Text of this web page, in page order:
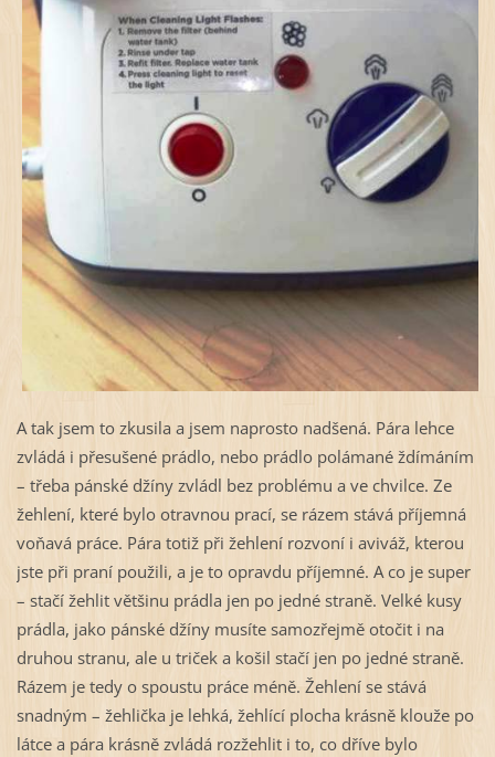
A tak jsem to zkusila a jsem naprosto nadšená. Pára lehce
zvládá i přesušené prádlo, nebo prádlo polámané ždímáním
– třeba pánské džíny zvládl bez problému a ve chvilce. Ze
žehlení, které bylo otravnou prací, se rázem stává příjemná
voňavá práce. Pára totiž při žehlení rozvoní i aviváž, kterou
jste při praní použili, a je to opravdu příjemné. A co je super
– stačí žehlit většinu prádla jen po jedné straně. Velké kusy
prádla, jako pánské džíny musíte samozřejmě otočit i na
druhou stranu, ale u triček a košil stačí jen po jedné straně.
Rázem je tedy o spoustu práce méně. Žehlení se stává
snadným – žehlička je lehká, žehlící plocha krásně klouže po
látce a pára krásně zvládá rozžehlit i to, co dříve bylo